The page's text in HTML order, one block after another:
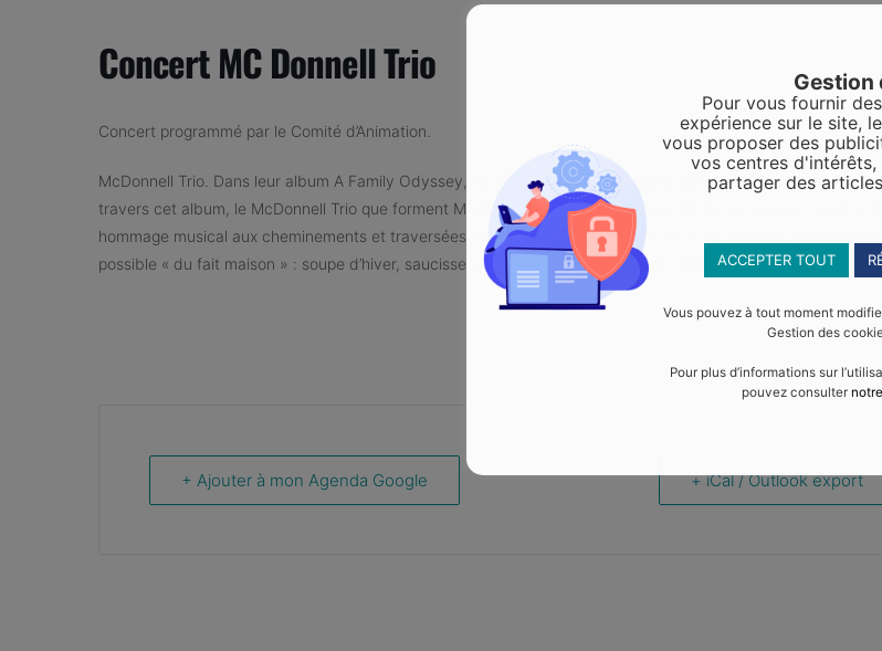
Concert MC Donnell Trio
Concert programmé par le Comité d’Animation.
McDonnell Trio. Dans leur album A Family Odyssey, les voix brillent, en a capella solo ou en harmonies
travers cet album, le McDonnell Trio que forment Michael McDonnell et ses deux fils Simon et Kevin rend un
hommage musical aux cheminements et traversées multiples de leur famille et de leurs ancêtres. Restauration
possible « du fait maison » : soupe d’hiver, saucisse-purée, compote, café (tarif : 9€)
+ Ajouter à mon Agenda Google + iCal / Outlook export
Gestion
Pour vous fournir
expérience sur le site,
vous proposer des
vos centres
partager des
ACCEPTER TOUT
Vous pouvez à tout moment
Gestion des
Pour plus d’informations sur
pouvez consulter